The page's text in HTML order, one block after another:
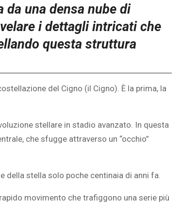
da una densa nube di
i dettagli intricati che
questa struttura
del Cigno (il Cigno). È la prima, la
stellare in stadio avanzato. In questa
che sfugge attraverso un “occhio”
della stella solo poche centinaia di anni fa.
movimento che trafiggono una serie più